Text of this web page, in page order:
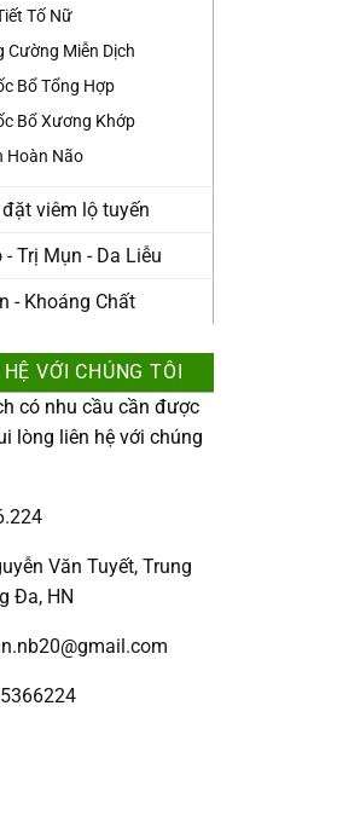
Tố Nữ
Cường Miễn Dịch
Bổ Tổng Hợp
Bổ Xương Khớp
Hoàn Não
viêm lộ tuyến
- Trị Mụn - Da Liễu
- Khoáng Chất
VỚI CHÚNG TÔI
có nhu cầu cần được
lòng liên hệ với chúng
Văn Tuyết, Trung
Đa, HN